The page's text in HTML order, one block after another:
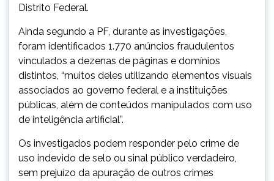
Distrito Federal.
Ainda segundo a PF, durante as investigações,
foram identificados 1.770 anúncios fraudulentos
vinculados a dezenas de páginas e domínios
distintos, “muitos deles utilizando elementos visuais
associados ao governo federal e a instituições
públicas, além de conteúdos manipulados com uso
de inteligência artificial”.
Os investigados podem responder pelo crime de
uso indevido de selo ou sinal público verdadeiro,
sem prejuízo da apuração de outros crimes